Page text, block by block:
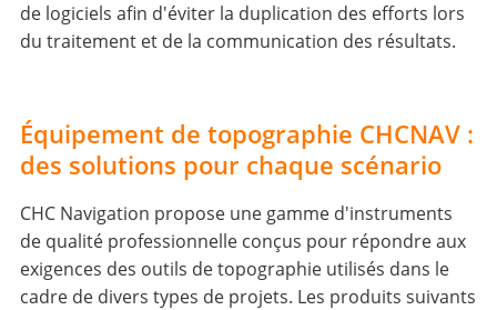
de logiciels afin d'éviter la duplication des efforts lors
du traitement et de la communication des résultats.
Équipement de topographie CHCNAV :
des solutions pour chaque scénario
CHC Navigation propose une gamme d'instruments
de qualité professionnelle conçus pour répondre aux
exigences des outils de topographie utilisés dans le
cadre de divers types de projets. Les produits suivants